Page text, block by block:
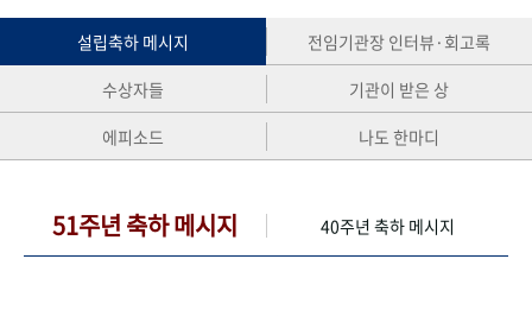
VR 역사관
설립축하 메시지
전임기관장 인터뷰·회고록
수상자들
기관이 받은 상
에피소드
나도 한마디
51주년 축하 메시지 40주년 축하 메시지